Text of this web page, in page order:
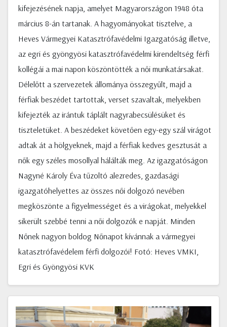
kifejezésének napja, amelyet Magyarországon 1948 óta
március 8-án tartanak. A hagyományokat tisztelve, a
Heves Vármegyei Katasztrófavédelmi Igazgatóság illetve,
az egri és gyöngyösi katasztrófavédelmi kirendeltség férfi
kollégái a mai napon köszöntötték a női munkatársakat.
Délelőtt a szervezetek állománya összegyűlt, majd a
férfiak beszédet tartottak, verset szavaltak, melyekben
kifejezték az irántuk táplált nagyrabecsülésüket és
tiszteletüket. A beszédeket követően egy-egy szál virágot
adtak át a hölgyeknek, majd a férfiak kedves gesztusát a
nők egy széles mosollyal hálálták meg. Az igazgatóságon
Nagyné Károly Éva tűzoltó alezredes, gazdasági
igazgatóhelyettes az összes női dolgozó nevében
megköszönte a figyelmességet és a virágokat, melyekkel
sikerült szebbé tenni a női dolgozók e napját. Minden
Nőnek nagyon boldog Nőnapot kívánnak a vármegyei
katasztrófavédelem férfi dolgozói! Fotó: Heves VMKI,
Egri és Gyöngyösi KVK